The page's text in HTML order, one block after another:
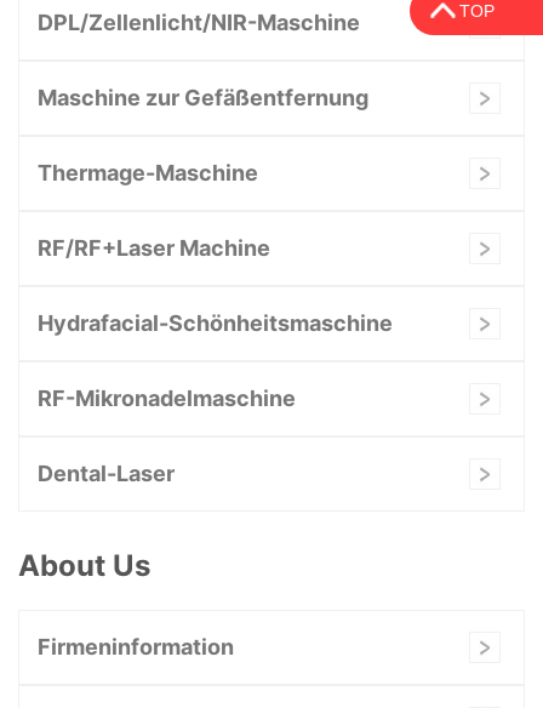
DPL/Zellenlicht/NIR-Maschine
Maschine zur Gefäßentfernung
Thermage-Maschine
RF/RF+Laser Machine
Hydrafacial-Schönheitsmaschine
RF-Mikronadelmaschine
Dental-Laser
About Us
Firmeninformation
TOP